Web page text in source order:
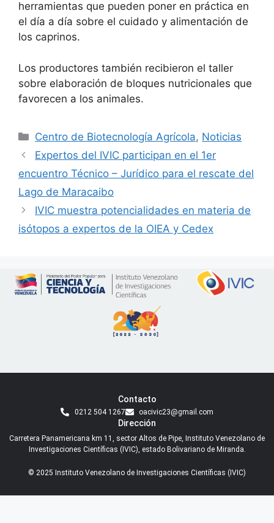
herramientas que pueden poner en práctica en
el día a día sobre el cuidado y alimentación de
los caprinos.
Los productores también recibieron el taller
sobre elaboración de bloques nutricionales que
favorecen a los animales.
Centro de Biotecnología Agrícola, Noticias
Expertos del IVIC participan en el 1er
encuentro Técnico – Jurídico para el rescate del
Lago de Maracaibo
IVIC muestra potencialidades en materia de
isótopos a expertos de la OIEA y Cedex
Contacto
0212 504 1267 oacivic23@gmail.com
Dirección
Carretera Panamericana km 11, sector Altos de Pipe, Instituto Venezolano de
Investigaciones Científicas (IVIC), estado Bolivariano de Miranda.
© 2025 Instituto Venezolano de Investigaciones Científicas (IVIC)